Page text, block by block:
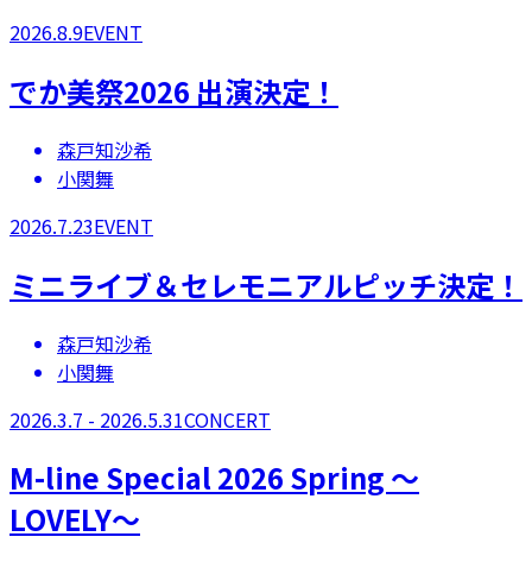
2026.8.9EVENT
でか美祭2026 出演決定！
森戸知沙希
小関舞
2026.7.23EVENT
ミニライブ＆セレモニアルピッチ決定！
森戸知沙希
小関舞
2026.3.7 - 2026.5.31CONCERT
M-line Special 2026 Spring 〜
LOVELY〜